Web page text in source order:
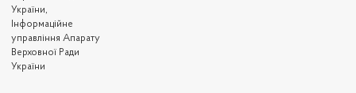
України,
Інформаційне
управління Апарату
Верховної Ради
України